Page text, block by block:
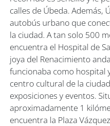
calles de Úbeda. Además,
autobús urbano que
la ciudad. A tan solo 500
encuentra el Hospital de
joya del Renacimiento
funcionaba como hospital
centro cultural de la
exposiciones y eventos.
aproximadamente 1
encuentra la Plaza